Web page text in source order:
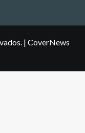
| CoverNews